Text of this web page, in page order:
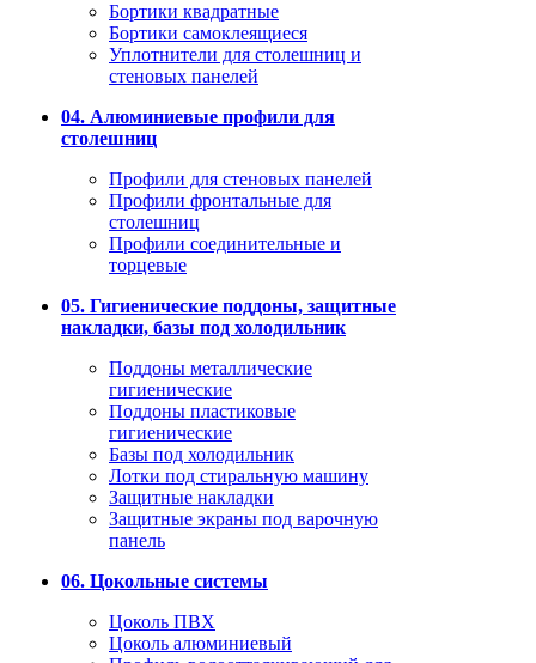
Бортики квадратные
Бортики самоклеящиеся
Уплотнители для столешниц и
стеновых панелей
04. Алюминиевые профили для
столешниц
Профили для стеновых панелей
Профили фронтальные для
столешниц
Профили соединительные и
торцевые
05. Гигиенические поддоны, защитные
накладки, базы под холодильник
Поддоны металлические
гигиенические
Поддоны пластиковые
гигиенические
Базы под холодильник
Лотки под стиральную машину
Защитные накладки
Защитные экраны под варочную
панель
06. Цокольные системы
Цоколь ПВХ
Цоколь алюминиевый